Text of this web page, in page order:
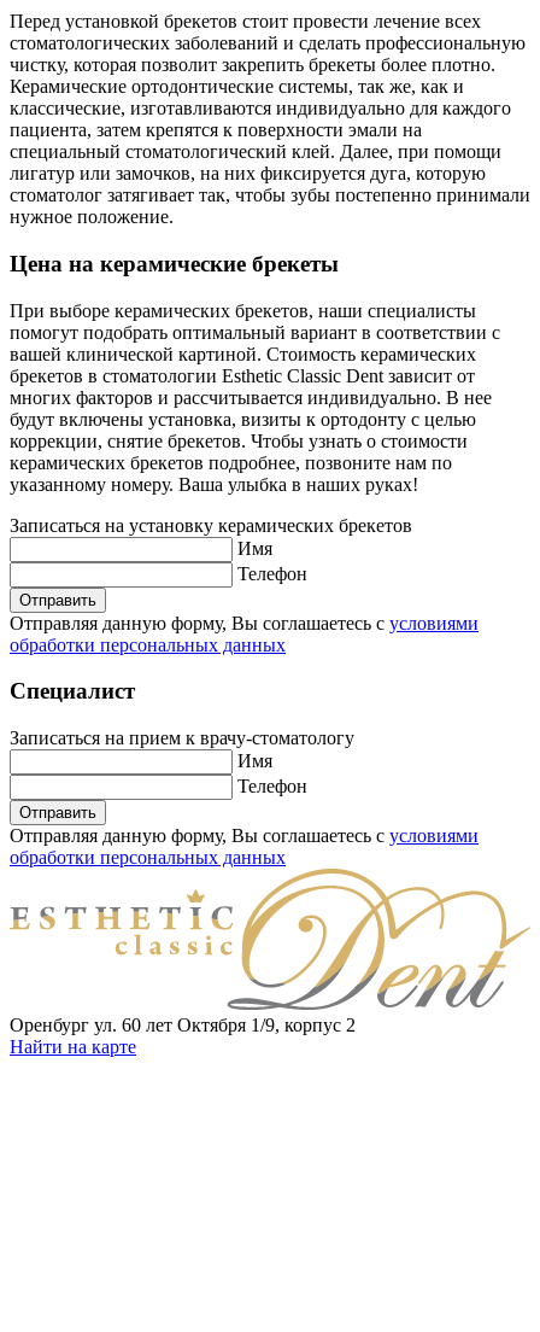
Перед установкой брекетов стоит провести лечение всех
стоматологических заболеваний и сделать профессиональную
чистку, которая позволит закрепить брекеты более плотно.
Керамические ортодонтические системы, так же, как и
классические, изготавливаются индивидуально для каждого
пациента, затем крепятся к поверхности эмали на
специальный стоматологический клей. Далее, при помощи
лигатур или замочков, на них фиксируется дуга, которую
стоматолог затягивает так, чтобы зубы постепенно принимали
нужное положение.
Цена на керамические брекеты
При выборе керамических брекетов, наши специалисты
помогут подобрать оптимальный вариант в соответствии с
вашей клинической картиной. Стоимость керамических
брекетов в стоматологии Esthetic Classic Dent зависит от
многих факторов и рассчитывается индивидуально. В нее
будут включены установка, визиты к ортодонту с целью
коррекции, снятие брекетов. Чтобы узнать о стоимости
керамических брекетов подробнее, позвоните нам по
указанному номеру. Ваша улыбка в наших руках!
Записаться на установку керамических брекетов
Имя
Телефон
Отправить
Отправляя данную форму, Вы соглашаетесь с условиями
обработки персональных данных
Специалист
Записаться на прием к врачу-стоматологу
Имя
Телефон
Отправить
Отправляя данную форму, Вы соглашаетесь с условиями
обработки персональных данных
Оренбург ул. 60 лет Октября 1/9, корпус 2
Найти на карте